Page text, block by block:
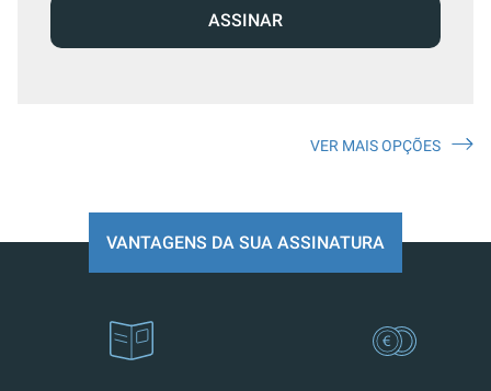
ASSINAR
VER MAIS OPÇÕES
VANTAGENS DA SUA ASSINATURA